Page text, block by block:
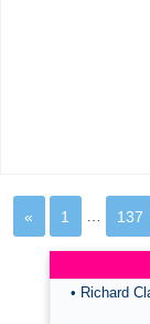
« 1 137
• Richard